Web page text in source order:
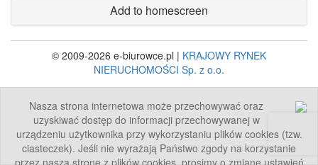
Nasza strona internetowa może przechowywać oraz
uzyskiwać dostęp do informacji przechowywanej w
urządzeniu użytkownika przy wykorzystaniu plików cookies (tzw.
ciasteczek). Jeśli nie wyrażają Państwo zgody na korzystanie
przez naszą stronę z plików cookies, prosimy o zmianę ustawień
Add to homescreen
© 2009-2026 e-biurowce.pl | KRAJOWY RYNEK
NIERUCHOMOŚCI Sp. z o.o.